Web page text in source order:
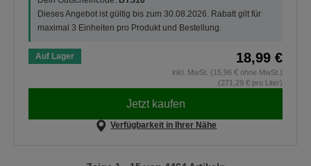
Dieses Angebot ist gültig bis zum 30.08.2026. Rabatt gilt für
maximal 3 Einheiten pro Produkt und Bestellung.
Auf Lager 18,99 €
inkl. MwSt. (15,96 € ohne MwSt.)
(271,29 € pro Liter)
Jetzt kaufen
Verfügbarkeit in Ihrer Nähe